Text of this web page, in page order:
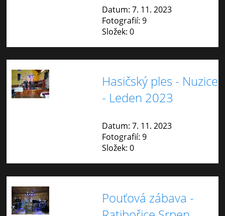
Datum: 7. 11. 2023
Fotografií: 9
Složek: 0
Hasičský ples - Nuzice
- Leden 2023
Datum: 7. 11. 2023
Fotografií: 9
Složek: 0
Pouťová zábava -